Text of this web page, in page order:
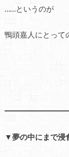
……というのが
鴨頭嘉人にとって
▼夢の中にまで浸